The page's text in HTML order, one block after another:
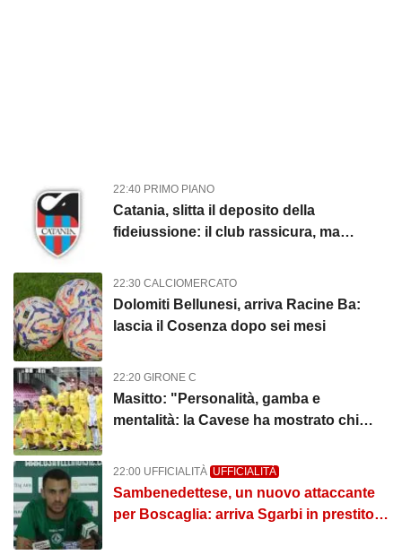
22:40 PRIMO PIANO
Catania, slitta il deposito della
fideiussione: il club rassicura, ma
22:30 CALCIOMERCATO
Dolomiti Bellunesi, arriva Racine Ba:
lascia il Cosenza dopo sei mesi
22:20 GIRONE C
Masitto: "Personalità, gamba e
mentalità: la Cavese ha mostrato chi
22:00 UFFICIALITÀ UFFICIALITÀ
Sambenedettese, un nuovo attaccante
per Boscaglia: arriva Sgarbi in prestito